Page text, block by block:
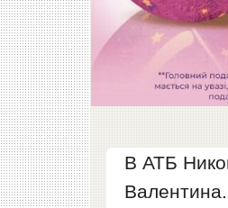
В АТБ